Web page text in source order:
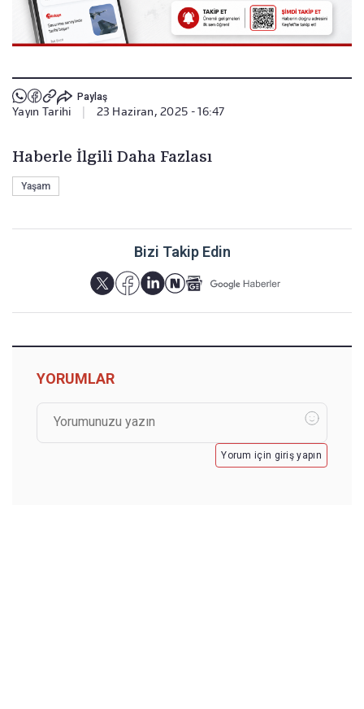
Paylaş
Yayın Tarihi 23 Haziran, 2025 - 16:47
Haberle İlgili Daha Fazlası
Yaşam
Bizi Takip Edin
YORUMLAR
Yorum için giriş yapın